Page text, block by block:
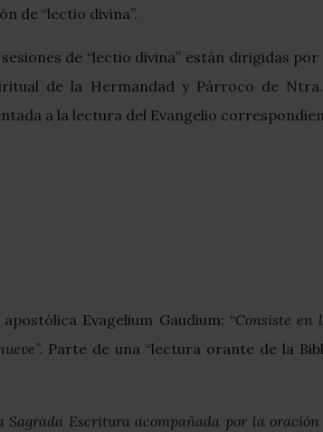
de “lectio divina”.
de “lectio divina” están dirigidas
de la Hermandad y Párroco de
a la lectura del Evangelio
Evagelium Gaudium: “Consiste en
”. Parte de una “lectura orante de la
Sagrada Escritura acompañada por la